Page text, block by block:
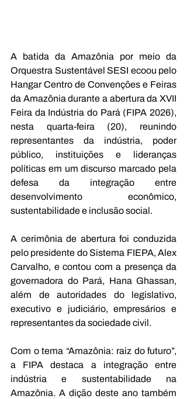
A batida da Amazônia por meio da
Orquestra Sustentável SESI ecoou pelo
Hangar Centro de Convenções e Feiras
da Amazônia durante a abertura da XVII
Feira da Indústria do Pará (FIPA 2026),
nesta quarta-feira (20), reunindo
representantes da indústria, poder
público, instituições e lideranças
políticas em um discurso marcado pela
defesa da integração entre
desenvolvimento econômico,
sustentabilidade e inclusão social.
A cerimônia de abertura foi conduzida
pelo presidente do Sistema FIEPA, Alex
Carvalho, e contou com a presença da
governadora do Pará, Hana Ghassan,
além de autoridades do legislativo,
executivo e judiciário, empresários e
representantes da sociedade civil.
Com o tema “Amazônia: raiz do futuro”,
a FIPA destaca a integração entre
indústria e sustentabilidade na
Amazônia. A dição deste ano também